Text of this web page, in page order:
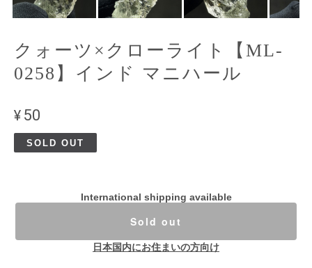
クォーツ×クローライト【ML-
0258】インド マニハール
¥50
SOLD OUT
International shipping available
Sold out
日本国内にお住まいの方向け